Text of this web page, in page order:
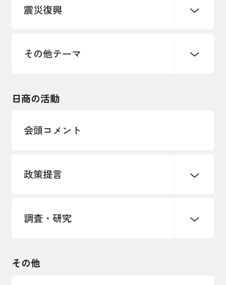
事業承継・引継ぎ支援
雇用・労働・人材確保
まちづくり
震災復興
令和６年能登半島地震関連
その他テーマ
インボイス制度
海外情報レポート
安全保障貿易管理・技術流出防止に関す
経営者保証に関するガイドライン
日商の活動
会頭コメント
政策提言
中小企業経営
国土強靭化・社会基盤整備・震災復興
調査・研究
LOBO調査
その他